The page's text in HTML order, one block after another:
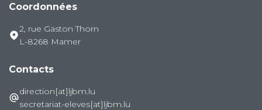
Coordonnées
2, rue Gaston Thorn
L-8268 Mamer
Contacts
direction[at]ljbm.lu
secretariat-eleves[at]ljbm.lu